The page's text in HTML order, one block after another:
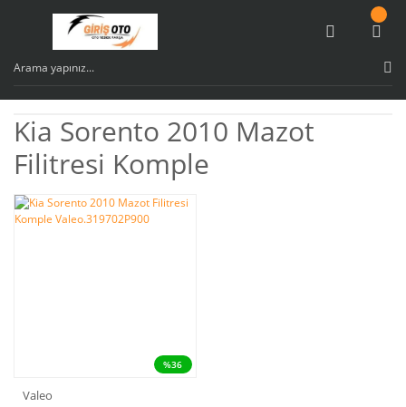
Kia Sorento 2010 Mazot
Filitresi Komple
%36
Valeo